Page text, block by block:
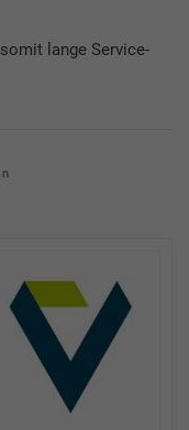
lange Service-